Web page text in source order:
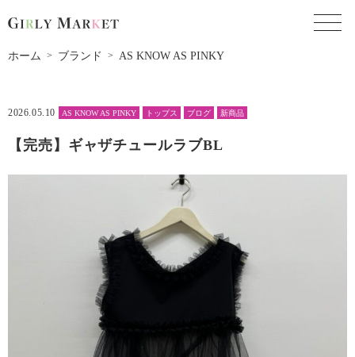
ホーム ブランド AS KNOW AS PINKY
2026.05.10 AS KNOW AS PINKY トップス ブログ 新商品
【完売】ギャザチュールラブBL